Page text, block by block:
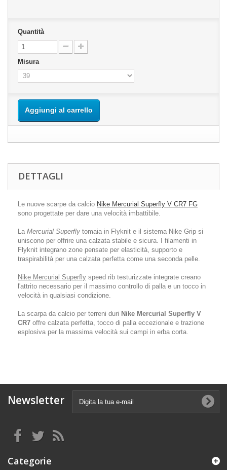
Quantità
Misura
Aggiungi al carrello
DETTAGLI
Le nuove scarpe da calcio Nike Mercurial Superfly V CR7 FG
sono progettate per dare una velocità imbattibile.
La Mercurial Superfly tomaia in Flyknit e il sistema Nike Grip si
uniscono per offrire una calzata stabile e sicura. I filamenti in
Flyknit integrano zone pensate per elasticità, supporto e
traspirabilità per una calzata perfetta come una seconda pelle.
Nike Mercurial Superfly speed rib testurizzate integrate creano
l'attrito necessario per il massimo controllo di palla e un tocco in
velocità in qualsiasi condizione.
La scarpa da calcio per terreni duri Nike Mercurial Superfly V
CR7 offre calzata perfetta, tocco di palla eccezionale e trazione
esplosiva per la massima velocità sui campi in erba corta.
Newsletter
Categorie